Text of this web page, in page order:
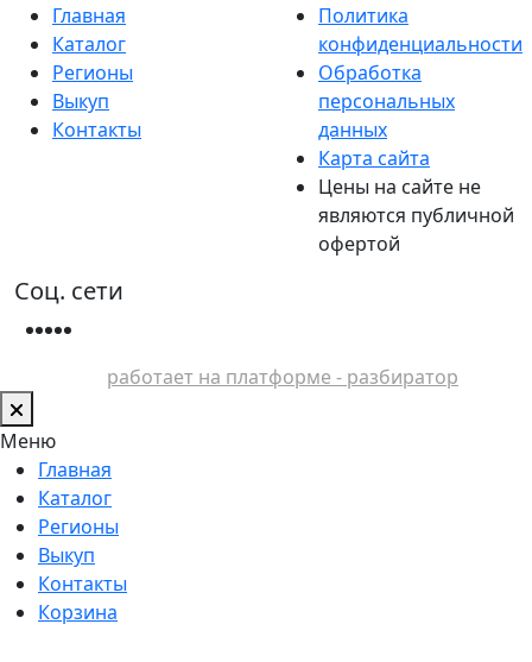
Главная
Каталог
Регионы
Выкуп
Контакты
Политика
конфиденциальности
Обработка
персональных
данных
Карта сайта
Цены на сайте не
являются публичной
офертой
Соц. сети
работает на платформе - разбиратор
Меню
Главная
Каталог
Регионы
Выкуп
Контакты
Корзина